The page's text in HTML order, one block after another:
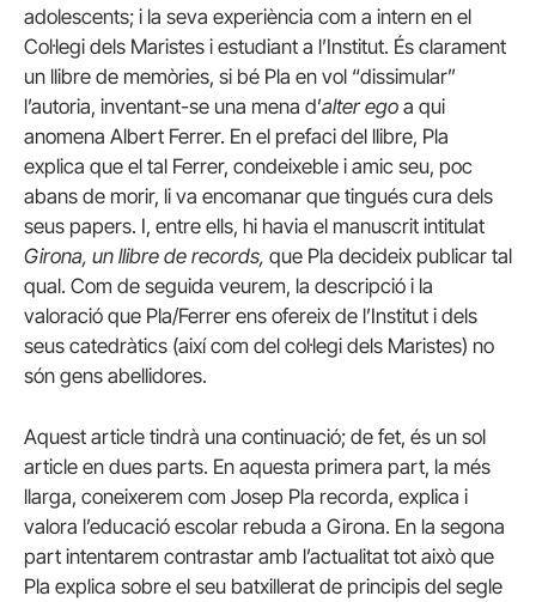
adolescents; i la seva experiència com a intern en el
Col·legi dels Maristes i estudiant a l’Institut. És clarament
un llibre de memòries, si bé Pla en vol “dissimular”
l’autoria, inventant-se una mena d’alter ego a qui
anomena Albert Ferrer. En el prefaci del llibre, Pla
explica que el tal Ferrer, condeixeble i amic seu, poc
abans de morir, li va encomanar que tingués cura dels
seus papers. I, entre ells, hi havia el manuscrit intitulat
Girona, un llibre de records, que Pla decideix publicar tal
qual. Com de seguida veurem, la descripció i la
valoració que Pla/Ferrer ens ofereix de l’Institut i dels
seus catedràtics (així com del col·legi dels Maristes) no
són gens abellidores.
Aquest article tindrà una continuació; de fet, és un sol
article en dues parts. En aquesta primera part, la més
llarga, coneixerem com Josep Pla recorda, explica i
valora l’educació escolar rebuda a Girona. En la segona
part intentarem contrastar amb l’actualitat tot això que
Pla explica sobre el seu batxillerat de principis del segle